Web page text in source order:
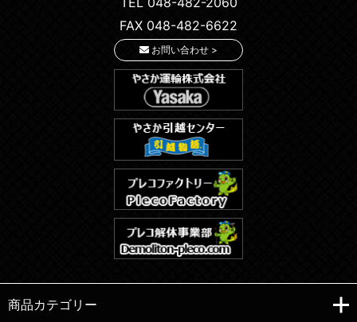
FAX 048-482-6622
お問い合わせ >
商品カテゴリー